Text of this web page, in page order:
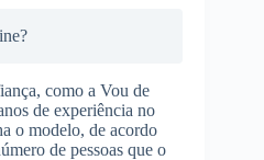
como a Vou de
de experiência no
o modelo, de acordo
de pessoas que o